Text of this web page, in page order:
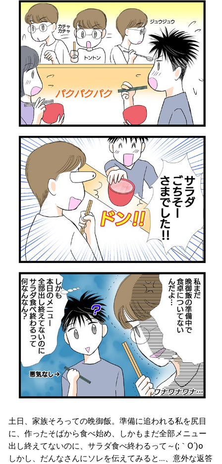
土日、家族そろっての晩御飯。準備に追われる私を尻目
に、作ったそばから食べ始め、しかもまだ全部メニュー
出し終えてないのに、サラダ食べ終わるって～(;｀O´)o
しかし、だんなさんにソレを伝えてみると…、意外な返答